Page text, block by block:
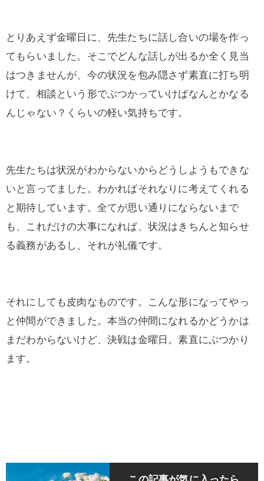
とりあえず金曜日に、先生たちに話し合いの場を作っ
てもらいました。そこでどんな話しが出るか全く見当
はつきませんが、今の状況を包み隠さず素直に打ち明
けて、相談という形でぶつかっていけばなんとかなる
んじゃない？くらいの軽い気持ちです。
先生たちは状況がわからないからどうしようもできな
いと言ってました。わかればそれなりに考えてくれる
と期待しています。全てが思い通りにならないまで
も、これだけの大事になれぱ、状況はきちんと知らせ
る義務があるし、それが礼儀です。
それにしても皮肉なものです。こんな形になってやっ
と仲間ができました。本当の仲間になれるかどうかは
まだわからないけど、決戦は金曜日。素直にぶつかり
ます。